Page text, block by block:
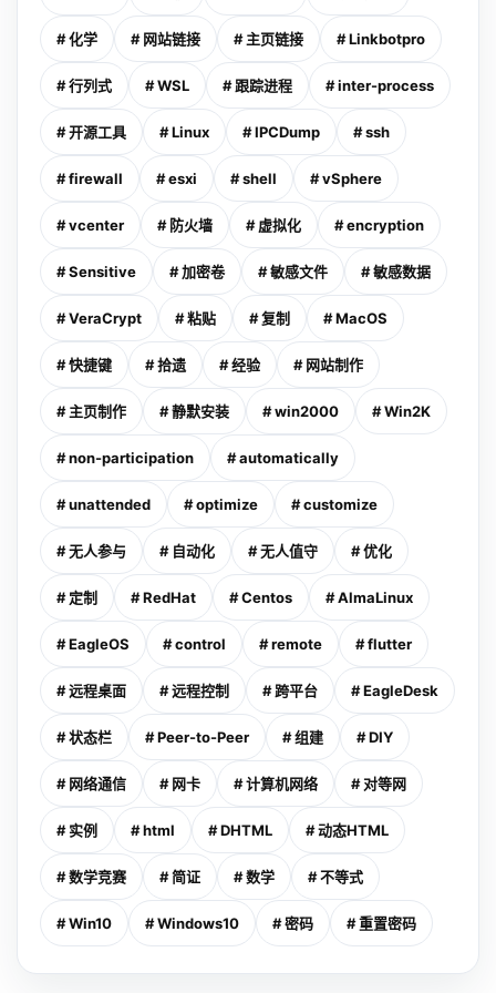
# 化学 # 网站链接 # 主页链接 # Linkbotpro
# 行列式 # WSL # 跟踪进程 # inter-process
# 开源工具 # Linux # IPCDump # ssh
# firewall # esxi # shell # vSphere
# vcenter # 防火墙 # 虚拟化 # encryption
# Sensitive # 加密卷 # 敏感文件 # 敏感数据
# VeraCrypt # 粘贴 # 复制 # MacOS
# 快捷键 # 拾遗 # 经验 # 网站制作
# 主页制作 # 静默安装 # win2000 # Win2K
# non-participation # automatically
# unattended # optimize # customize
# 无人参与 # 自动化 # 无人值守 # 优化
# 定制 # RedHat # Centos # AlmaLinux
# EagleOS # control # remote # flutter
# 远程桌面 # 远程控制 # 跨平台 # EagleDesk
# 状态栏 # Peer-to-Peer # 组建 # DIY
# 网络通信 # 网卡 # 计算机网络 # 对等网
# 实例 # html # DHTML # 动态HTML
# 数学竞赛 # 简证 # 数学 # 不等式
# Win10 # Windows10 # 密码 # 重置密码